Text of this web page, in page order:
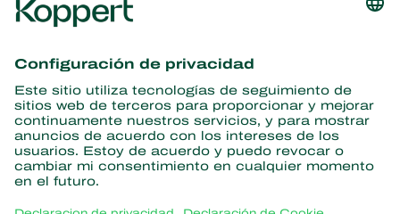
información
Suscríbase aquí
Partners with Nature